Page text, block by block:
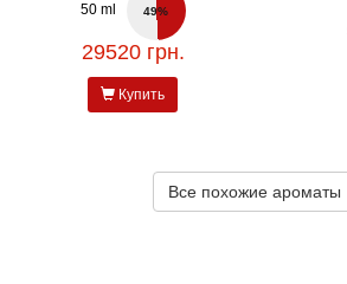
50 ml 49%
29520 грн.
Купить
Все похожие